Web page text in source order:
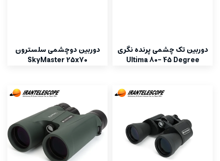
دوربین تک چشمی پرنده نگری
Ultima 80- 45 Degree
دوربین دوچشمی سلسترون
SkyMaster 25x70